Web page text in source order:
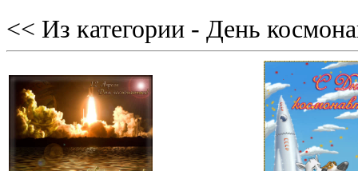
<< Из категории - День